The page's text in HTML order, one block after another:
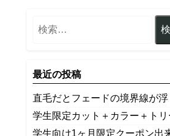
最近の投稿
直毛だとフェードの境界線が
学生限定カット＋カラー＋トリ
学生向け1ヶ月限定クーポン出